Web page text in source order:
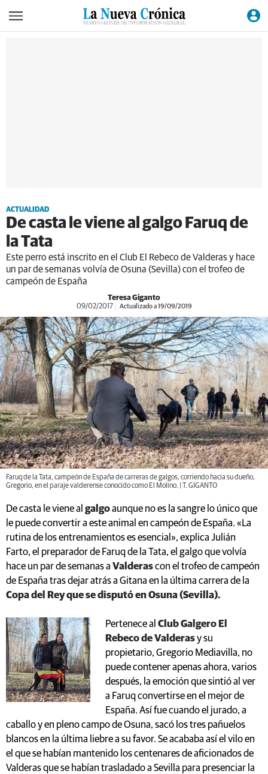
ACTUALIDAD
De casta le viene al galgo Faruq de
la Tata
Este perro está inscrito en el Club El Rebeco de Valderas y hace
un par de semanas volvía de Osuna (Sevilla) con el trofeo de
campeón de España
Teresa Giganto
09/02/2017 Actualizado a 19/09/2019
Faruq de la Tata, campeón de España de carreras de galgos, corriendo hacia su dueño,
Gregorio, en el paraje valderense conocido como El Molino. | T. GIGANTO
De casta le viene al galgoaunque no es la sangre lo único que
le puede convertir a este animal en campeón de España. «La
rutina de los entrenamientos es esencial», explica Julián
Farto, el preparador de Faruq de la Tata, el galgo que volvía
hace un par de semanas a Valderascon el trofeo de campeón
de España tras dejar atrás a Gitana en la última carrera de la
Copa del Rey que se disputó en Osuna (Sevilla).
Pertenece al Club Galgero El
Rebeco de Valderasy su
propietario, Gregorio Mediavilla, no
puede contener apenas ahora, varios
después, la emoción que sintió al ver
a Faruq convertirse en el mejor de
España. Así fue cuando el jurado, a
caballo y en pleno campo de Osuna, sacó los tres pañuelos
blancos en la última liebre a su favor. Se acababa así el vilo en
el que se habían mantenido los centenares de aficionados de
Valderas que se habían trasladado a Sevilla para presenciar la